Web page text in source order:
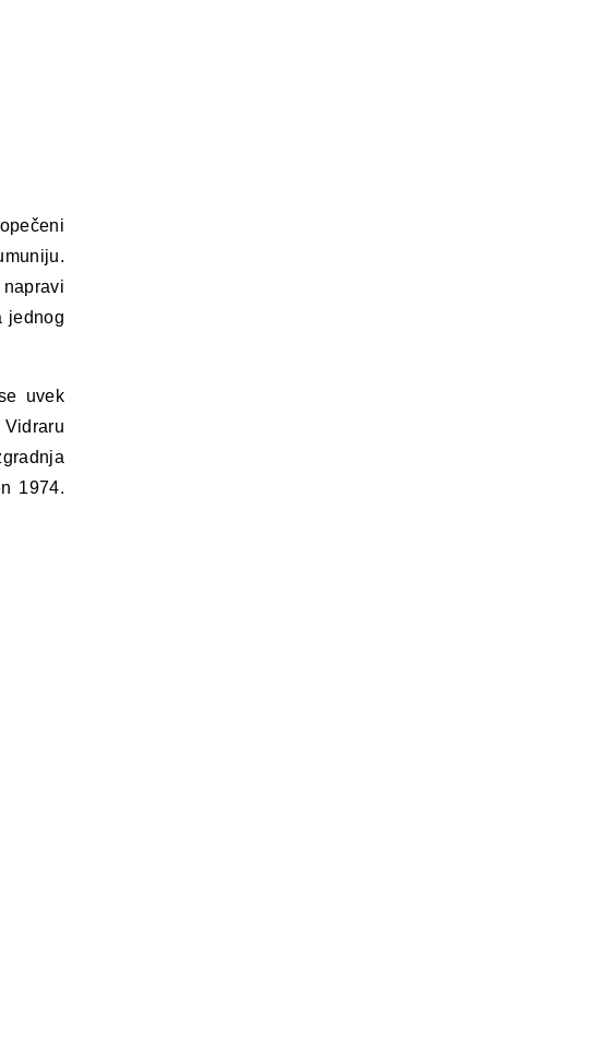
jednog
uvek
1974.